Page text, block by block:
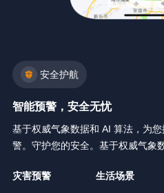
安全护航
智能预警，安全无忧
基于权威气象数据和 AI 算法，为
警。守护您的安全。基于权威气象
灾害预警
生活场景